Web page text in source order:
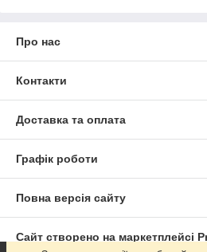
Про нас
Контакти
Доставка та оплата
Графік роботи
Повна версія сайту
Сайт створено на маркетплейсі